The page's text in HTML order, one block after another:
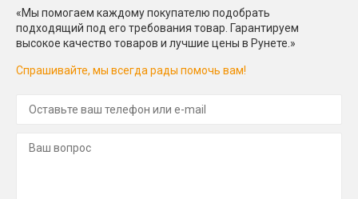
«Мы помогаем каждому покупателю подобрать
подходящий под его требования товар. Гарантируем
высокое качество товаров и лучшие цены в Рунете.»
Спрашивайте, мы всегда рады помочь вам!